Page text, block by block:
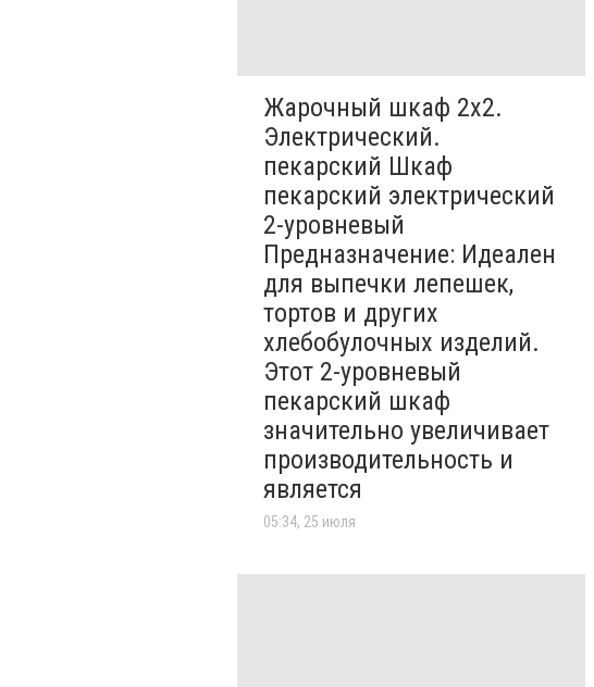
Жарочный шкаф 2х2.
Электрический.
пекарский Шкаф
пекарский электрический
2-уровневый
Предназначение: Идеален
для выпечки лепешек,
тортов и других
хлебобулочных изделий.
Этот 2-уровневый
пекарский шкаф
значительно увеличивает
производительность и
является
05:34, 25 июля